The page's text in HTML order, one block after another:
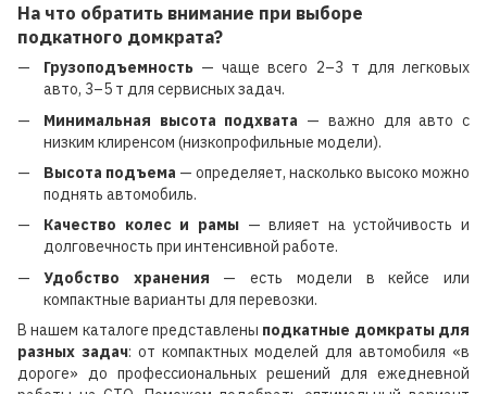
На что обратить внимание при выборе
подкатного домкрата?
Грузоподъемность — чаще всего 2–3 т для легковых
авто, 3–5 т для сервисных задач.
Минимальная высота подхвата — важно для авто с
низким клиренсом (низкопрофильные модели).
Высота подъема — определяет, насколько высоко можно
поднять автомобиль.
Качество колес и рамы— влияет на устойчивость и
долговечность при интенсивной работе.
Удобство хранения — есть модели в кейсе или
компактные варианты для перевозки.
В нашем каталоге представлены подкатные домкраты для
разных задач: от компактных моделей для автомобиля «в
дороге» до профессиональных решений для ежедневной